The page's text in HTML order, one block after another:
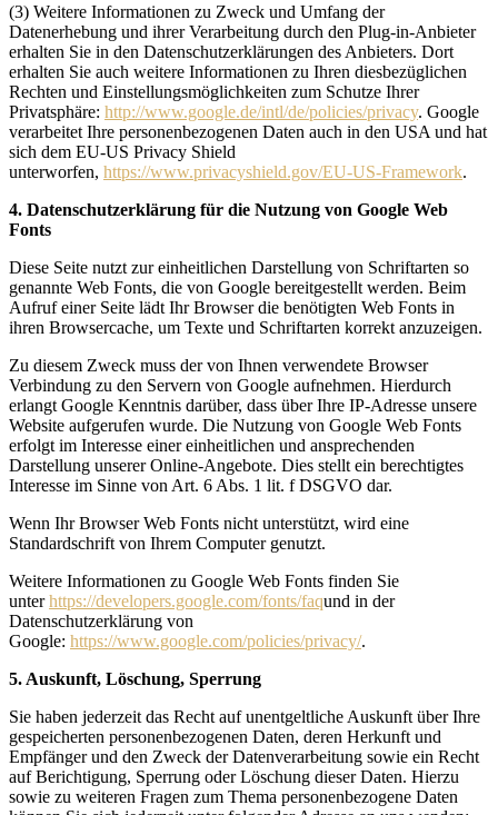
(3) Weitere Informationen zu Zweck und Umfang der
Datenerhebung und ihrer Verarbeitung durch den Plug-in-Anbieter
erhalten Sie in den Datenschutzerklärungen des Anbieters. Dort
erhalten Sie auch weitere Informationen zu Ihren diesbezüglichen
Rechten und Einstellungsmöglichkeiten zum Schutze Ihrer
Privatsphäre: http://www.google.de/intl/de/policies/privacy. Google
verarbeitet Ihre personenbezogenen Daten auch in den USA und hat
sich dem EU-US Privacy Shield
unterworfen, https://www.privacyshield.gov/EU-US-Framework.
4. Datenschutzerklärung für die Nutzung von Google Web
Fonts
Diese Seite nutzt zur einheitlichen Darstellung von Schriftarten so
genannte Web Fonts, die von Google bereitgestellt werden. Beim
Aufruf einer Seite lädt Ihr Browser die benötigten Web Fonts in
ihren Browsercache, um Texte und Schriftarten korrekt anzuzeigen.
Zu diesem Zweck muss der von Ihnen verwendete Browser
Verbindung zu den Servern von Google aufnehmen. Hierdurch
erlangt Google Kenntnis darüber, dass über Ihre IP-Adresse unsere
Website aufgerufen wurde. Die Nutzung von Google Web Fonts
erfolgt im Interesse einer einheitlichen und ansprechenden
Darstellung unserer Online-Angebote. Dies stellt ein berechtigtes
Interesse im Sinne von Art. 6 Abs. 1 lit. f DSGVO dar.
Wenn Ihr Browser Web Fonts nicht unterstützt, wird eine
Standardschrift von Ihrem Computer genutzt.
Weitere Informationen zu Google Web Fonts finden Sie
unterhttps://developers.google.com/fonts/faqund in der
Datenschutzerklärung von
Google: https://www.google.com/policies/privacy/.
5. Auskunft, Löschung, Sperrung
Sie haben jederzeit das Recht auf unentgeltliche Auskunft über Ihre
gespeicherten personenbezogenen Daten, deren Herkunft und
Empfänger und den Zweck der Datenverarbeitung sowie ein Recht
auf Berichtigung, Sperrung oder Löschung dieser Daten. Hierzu
sowie zu weiteren Fragen zum Thema personenbezogene Daten